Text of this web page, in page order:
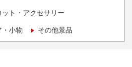
ト・アクセサリー
小物 その他景品